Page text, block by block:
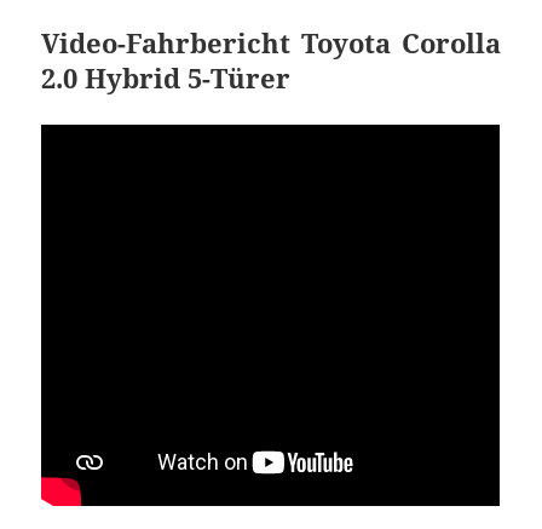
Video-Fahrbericht Toyota Corolla
2.0 Hybrid 5-Türer